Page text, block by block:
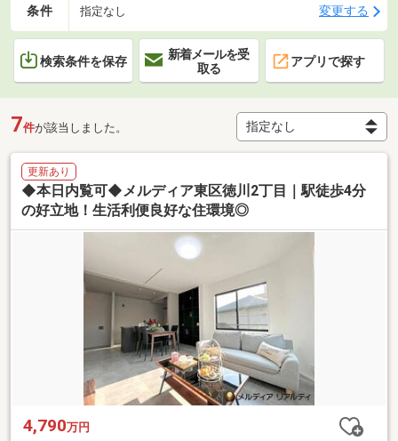
条件 指定なし 変更する
検索条件を保存
新着メールを受
取る
アプリで探す
7件が該当しました。
更新あり
◆本日内覧可◆メルディア東区徳川2丁目｜駅徒歩4分
の好立地！生活利便良好な住環境◎
4,790万円